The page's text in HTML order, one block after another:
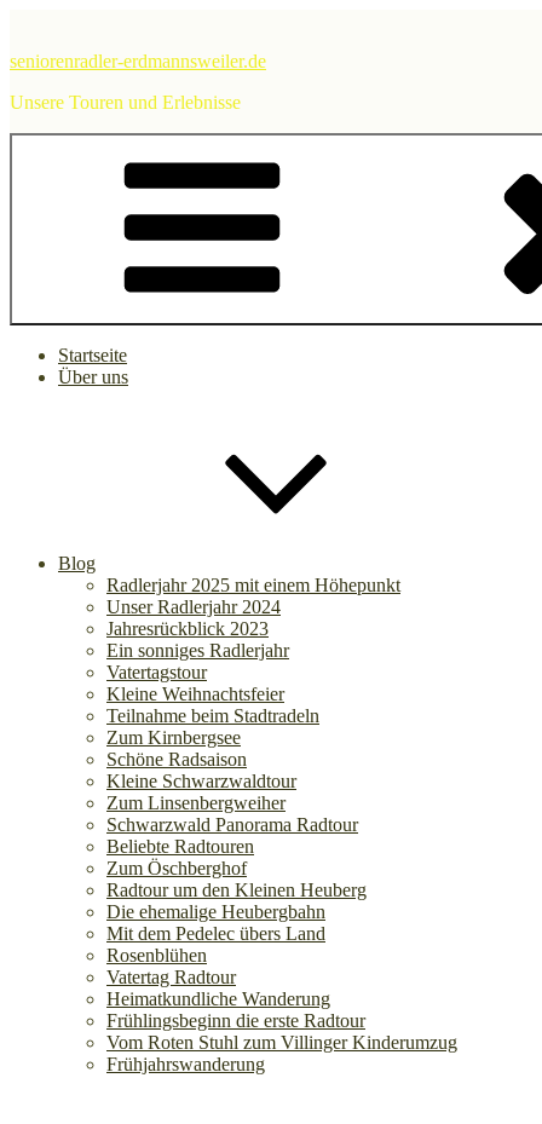
springen
seniorenradler-erdmannsweiler.de
Unsere Touren und Erlebnisse
Startseite
Über uns
Blog
Radlerjahr 2025 mit einem Höhepunkt
Unser Radlerjahr 2024
Jahresrückblick 2023
Ein sonniges Radlerjahr
Vatertagstour
Kleine Weihnachtsfeier
Teilnahme beim Stadtradeln
Zum Kirnbergsee
Schöne Radsaison
Kleine Schwarzwaldtour
Zum Linsenbergweiher
Schwarzwald Panorama Radtour
Beliebte Radtouren
Zum Öschberghof
Radtour um den Kleinen Heuberg
Die ehemalige Heubergbahn
Mit dem Pedelec übers Land
Rosenblühen
Vatertag Radtour
Heimatkundliche Wanderung
Frühlingsbeginn die erste Radtour
Vom Roten Stuhl zum Villinger Kinderumzug
Frühjahrswanderung